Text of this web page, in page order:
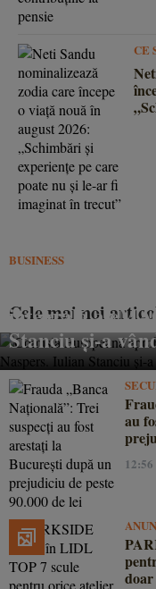
CE
Cele mai noi
BUSINESS
integrală a
Stanciu și-a
au
12:56
doar